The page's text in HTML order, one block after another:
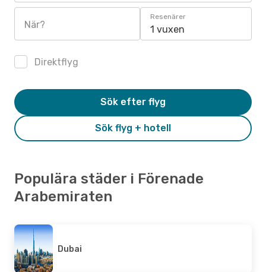
När?
Resenärer
1 vuxen
Direktflyg
Sök flyg + hotell
Sök efter flyg
Populära städer i Förenade
Arabemiraten
Dubai